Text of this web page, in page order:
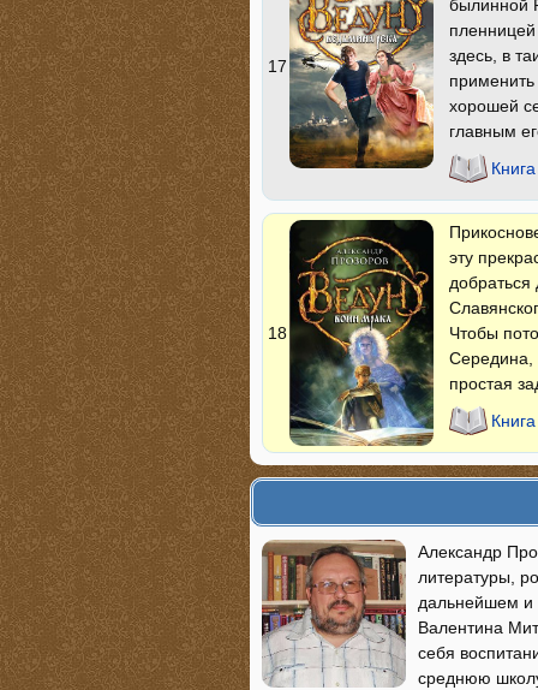
17
былинной
здесь, в
хорошей
главным
18
эту
Чтобы
Середина,
простая
Александр
литературы,
дальнейшем и
Валентина
себя
среднюю